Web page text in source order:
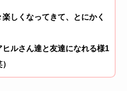
しくなってきて、
とにかく
ルさん達と友達になれる様1